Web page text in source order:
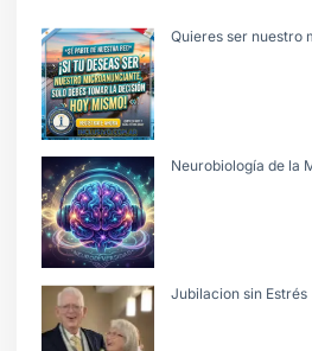
Quieres ser nuestro
Neurobiología de la
Jubilacion sin Estrés